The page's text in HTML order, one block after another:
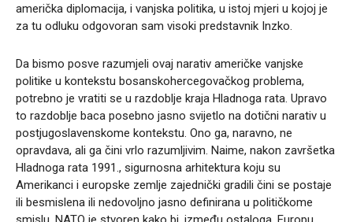
američka diplomacija, i vanjska politika, u istoj mjeri u kojoj je
za tu odluku odgovoran sam visoki predstavnik Inzko.
Da bismo posve razumjeli ovaj narativ američke vanjske
politike u kontekstu bosanskohercegovačkog problema,
potrebno je vratiti se u razdoblje kraja Hladnoga rata. Upravo
to razdoblje baca posebno jasno svijetlo na dotični narativ u
postjugoslavenskome kontekstu. Ono ga, naravno, ne
opravdava, ali ga čini vrlo razumljivim. Naime, nakon završetka
Hladnoga rata 1991., sigurnosna arhitektura koju su
Amerikanci i europske zemlje zajednički gradili čini se postaje
ili besmislena ili nedovoljno jasno definirana u političkome